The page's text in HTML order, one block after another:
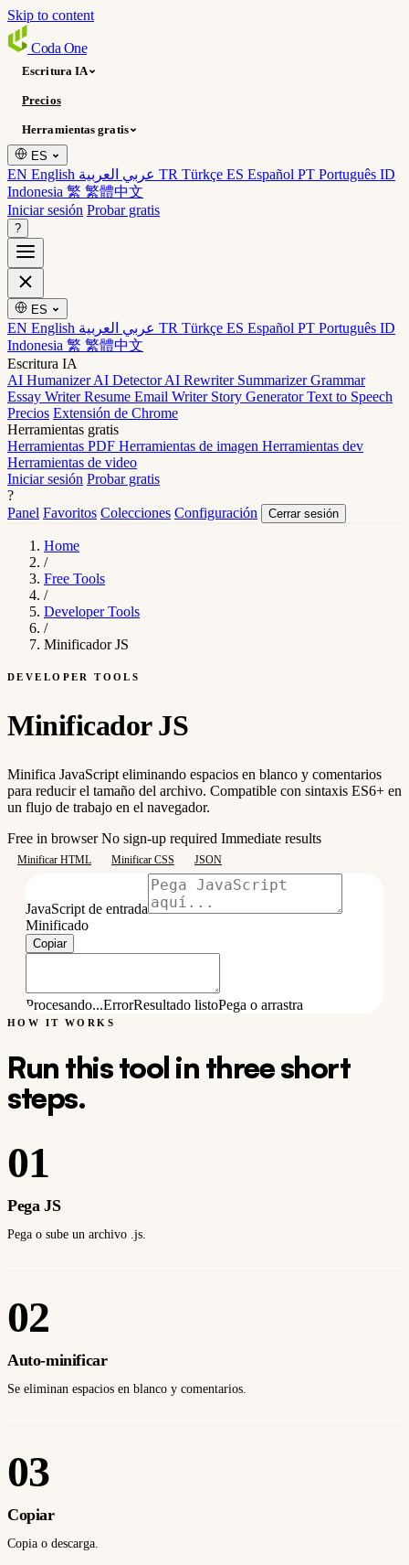
Skip to content
Coda One
Escritura IA
Precios
Herramientas gratis
ES
EN English TR Türkçe ES Español PT Português ID
Indonesia 繁 繁體中文
Iniciar sesión Probar gratis
?
ES
EN English TR Türkçe ES Español PT Português ID
Indonesia 繁 繁體中文
Escritura IA
AI HumanizerAI DetectorAI Rewriter SummarizerGrammar
Essay WriterResume Email Writer Story GeneratorText to Speech
Precios Extensión de Chrome
Herramientas gratis
Herramientas PDF Herramientas de imagen Herramientas dev
Herramientas de video
Iniciar sesión Probar gratis
?
Panel Favoritos Colecciones Configuración Cerrar sesión
Home
/
Free Tools
/
Developer Tools
/
Minificador JS
DEVELOPER TOOLS
Minificador JS
Minifica JavaScript eliminando espacios en blanco y comentarios
para reducir el tamaño del archivo. Compatible con sintaxis ES6+ en
un flujo de trabajo en el navegador.
Free in browserNo sign-up required Immediate results
Minificar HTML Minificar CSS JSON
JavaScript de entrada
Minificado
Copiar
Procesando...ErrorResultado listoPega o arrastra
HOW IT WORKS
Run this tool in three short
steps.
01
Pega JS
Pega o sube un archivo .js.
02
Auto-minificar
Se eliminan espacios en blanco y comentarios.
03
Copiar
Copia o descarga.